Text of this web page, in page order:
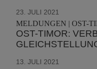
23. JULI 2021
MELDUNGEN | OST-
OST-TIMOR:
13. JULI 2021